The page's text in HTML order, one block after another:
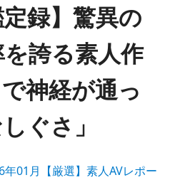
録】驚異の
誇る素人作
神経が通っ
ぐさ」
年01月【厳選】素人AVレポー